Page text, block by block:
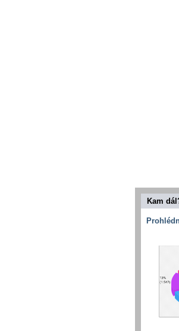
Kam